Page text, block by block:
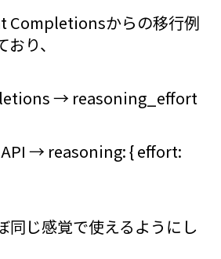
Completionsからの移行例
り、
→ reasoning_effort
→ reasoning: { effort:
同じ感覚で使えるようにし